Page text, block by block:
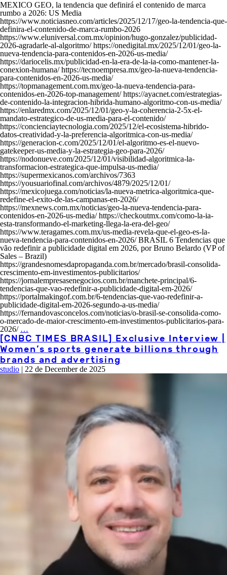
MEXICO GEO, la tendencia que definirá el contenido de marca
rumbo a 2026: US Media
https://www.noticiasneo.com/articles/2025/12/17/geo-la-tendencia-que-
definira-el-contenido-de-marca-rumbo-2026
https://www.eluniversal.com.mx/opinion/hugo-gonzalez/publicidad-
2026-agradarle-al-algoritmo/ https://onedigital.mx/2025/12/01/geo-la-
nueva-tendencia-para-contenidos-en-2026-us-media/
https://dariocelis.mx/publicidad-en-la-era-de-la-ia-como-mantener-la-
conexion-humana/ https://tecnoempresa.mx/geo-la-nueva-tendencia-
para-contenidos-en-2026-us-media/
https://topmanagement.com.mx/geo-la-nueva-tendencia-para-
contenidos-en-2026-top-management/ https://ayacnet.com/estrategias-
de-contenido-la-integracion-hibrida-humano-algoritmo-con-us-media/
https://enlaredmx.com/2025/12/01/geo-y-la-coherencia-2-5x-el-
mandato-estrategico-de-us-media-para-el-contenido/
https://concienciaytecnologia.com/2025/12/el-ecosistema-hibrido-
datos-creatividad-y-la-preferencia-algoritmica-con-us-media/
https://generacion-c.com/2025/12/01/el-algoritmo-es-el-nuevo-
gatekeeper-us-media-y-la-estrategia-geo-para-2026/
https://nodonueve.com/2025/12/01/visibilidad-algoritmica-la-
transformacion-estrategica-que-impulsa-us-media/
https://supermexicanos.com/archivos/7363
https://yousuariofinal.com/archivos/4879/2025/12/01/
https://mexicojuega.com/noticias/la-nueva-metrica-algoritmica-que-
redefine-el-exito-de-las-campanas-en-2026/
https://mexnews.com.mx/noticias/geo-la-nueva-tendencia-para-
contenidos-en-2026-us-media/ https://checkoutmx.com/como-la-ia-
esta-transformando-el-marketing-llega-la-era-del-geo/
https://www.teragames.com.mx/us-media-revela-que-el-geo-es-la-
nueva-tendencia-para-contenidos-en-2026/ BRASIL 6 Tendencias que
vão redefinir a publicidade digital em 2026, por Bruno Belardo (VP of
Sales – Brazil)
https://grandesnomesdapropaganda.com.br/mercado/brasil-consolida-
crescimento-em-investimentos-publicitarios/
https://jornalempresasenegocios.com.br/manchete-principal/6-
tendencias-que-vao-redefinir-a-publicidade-digital-em-2026/
https://portalmakingof.com.br/6-tendencias-que-vao-redefinir-a-
publicidade-digital-em-2026-segundo-a-us-media/
https://fernandovasconcelos.com/noticias/o-brasil-se-consolida-como-
o-mercado-de-maior-crescimento-em-investimentos-publicitarios-para-
2026/ …
[CNBC TIMES BRASIL] Exclusive Interview |
Women’s sports generate billions through
brands and advertising
studio | 22 de December de 2025